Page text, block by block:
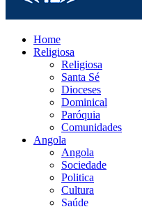
Home
Religiosa
Religiosa
Santa Sé
Dioceses
Dominical
Paróquia
Comunidades
Angola
Angola
Sociedade
Politica
Cultura
Saúde